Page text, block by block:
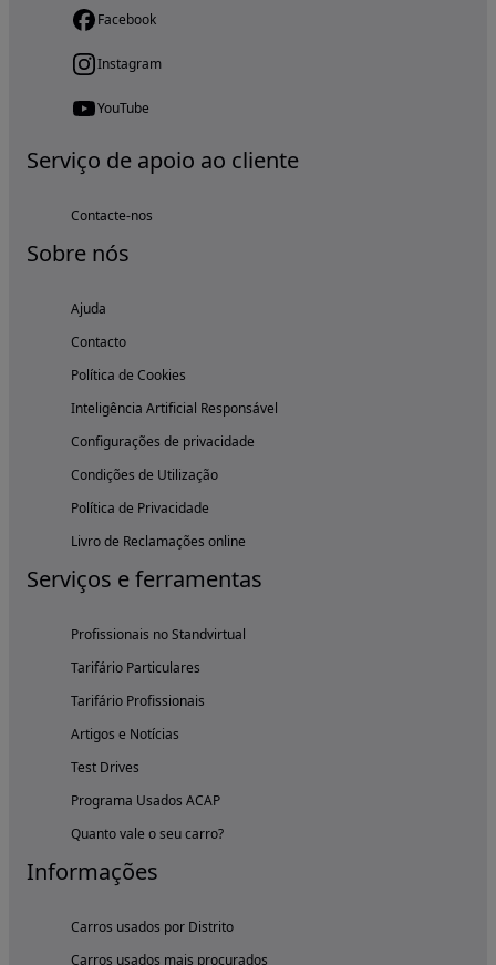
Facebook
Instagram
YouTube
Serviço de apoio ao cliente
Contacte-nos
Sobre nós
Ajuda
Contacto
Política de Cookies
Inteligência Artificial Responsável
Configurações de privacidade
Condições de Utilização
Política de Privacidade
Livro de Reclamações online
Serviços e ferramentas
Profissionais no Standvirtual
Tarifário Particulares
Tarifário Profissionais
Artigos e Notícias
Test Drives
Programa Usados ACAP
Quanto vale o seu carro?
Informações
Carros usados por Distrito
Carros usados mais procurados